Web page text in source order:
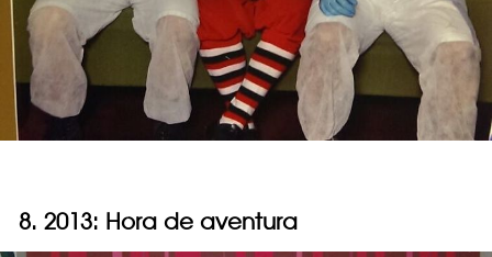
8. 2013: Hora de aventura